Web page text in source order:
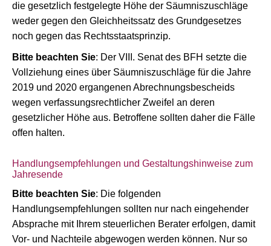
die gesetzlich festgelegte Höhe der Säumniszuschläge
weder gegen den Gleichheitssatz des Grundgesetzes
noch gegen das Rechtsstaatsprinzip.
Bitte beachten Sie: Der VIII. Senat des BFH setzte die
Vollziehung eines über Säumniszuschläge für die Jahre
2019 und 2020 ergangenen Abrechnungsbescheids
wegen verfassungsrechtlicher Zweifel an deren
gesetzlicher Höhe aus. Betroffene sollten daher die Fälle
offen halten.
Handlungsempfehlungen und Gestaltungshinweise zum
Jahresende
Bitte beachten Sie: Die folgenden
Handlungsempfehlungen sollten nur nach eingehender
Absprache mit Ihrem steuerlichen Berater erfolgen, damit
Vor- und Nachteile abgewogen werden können. Nur so